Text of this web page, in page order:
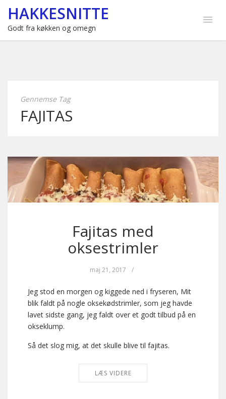
HAKKESNITTE
Godt fra køkken og omegn
Gennemse Tag
FAJITAS
Fajitas med
oksestrimler
maj 21, 2017 /
Jeg stod en morgen og kiggede ned i fryseren, Mit
blik faldt på nogle oksekødstrimler, som jeg havde
lavet sidste gang, jeg faldt over et godt tilbud på en
okseklump.
Så det slog mig, at det skulle blive til fajitas.
LÆS VIDERE